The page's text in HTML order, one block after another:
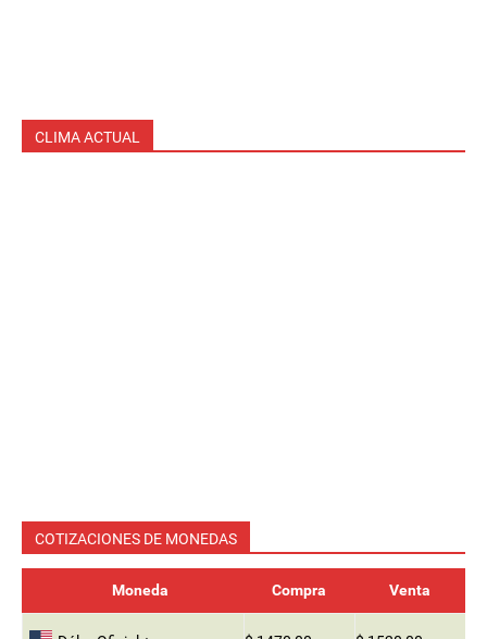
CLIMA ACTUAL
COTIZACIONES DE MONEDAS
Moneda Compra Venta